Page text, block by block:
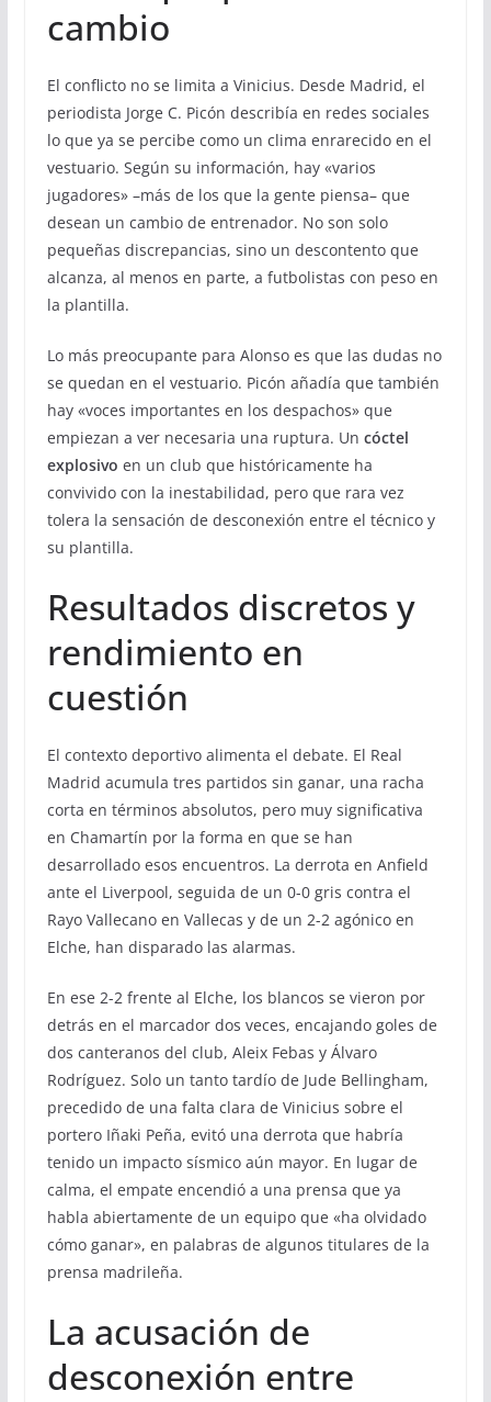
cambio
El conflicto no se limita a Vinicius. Desde Madrid, el
periodista Jorge C. Picón describía en redes sociales
lo que ya se percibe como un clima enrarecido en el
vestuario. Según su información, hay «varios
jugadores» –más de los que la gente piensa– que
desean un cambio de entrenador. No son solo
pequeñas discrepancias, sino un descontento que
alcanza, al menos en parte, a futbolistas con peso en
la plantilla.
Lo más preocupante para Alonso es que las dudas no
se quedan en el vestuario. Picón añadía que también
hay «voces importantes en los despachos» que
empiezan a ver necesaria una ruptura. Un cóctel
explosivo en un club que históricamente ha
convivido con la inestabilidad, pero que rara vez
tolera la sensación de desconexión entre el técnico y
su plantilla.
Resultados discretos y
rendimiento en
cuestión
El contexto deportivo alimenta el debate. El Real
Madrid acumula tres partidos sin ganar, una racha
corta en términos absolutos, pero muy significativa
en Chamartín por la forma en que se han
desarrollado esos encuentros. La derrota en Anfield
ante el Liverpool, seguida de un 0-0 gris contra el
Rayo Vallecano en Vallecas y de un 2-2 agónico en
Elche, han disparado las alarmas.
En ese 2-2 frente al Elche, los blancos se vieron por
detrás en el marcador dos veces, encajando goles de
dos canteranos del club, Aleix Febas y Álvaro
Rodríguez. Solo un tanto tardío de Jude Bellingham,
precedido de una falta clara de Vinicius sobre el
portero Iñaki Peña, evitó una derrota que habría
tenido un impacto sísmico aún mayor. En lugar de
calma, el empate encendió a una prensa que ya
habla abiertamente de un equipo que «ha olvidado
cómo ganar», en palabras de algunos titulares de la
prensa madrileña.
La acusación de
desconexión entre